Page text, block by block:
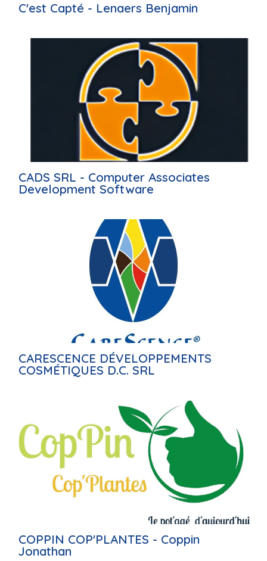
C'est Capté - Lenaers Benjamin
CADS SRL - Computer Associates
Development Software
CARESCENCE DÉVELOPPEMENTS
COSMÉTIQUES D.C. SRL
COPPIN COP'PLANTES - Coppin
Jonathan